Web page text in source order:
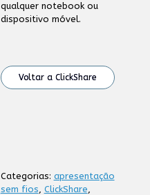
qualquer notebook ou
dispositivo móvel.
Voltar a ClickShare
Categorias: apresentação
sem fios ClickShare